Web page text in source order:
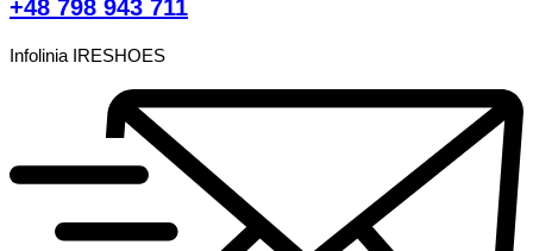
+48 798 943 711
Infolinia IRESHOES